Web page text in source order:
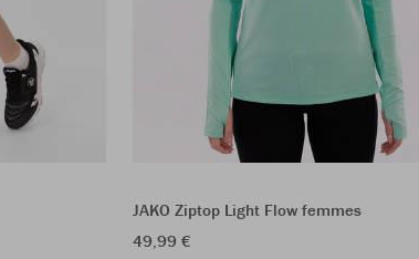
JAKO Ziptop Light Flow femmes
49,99 €